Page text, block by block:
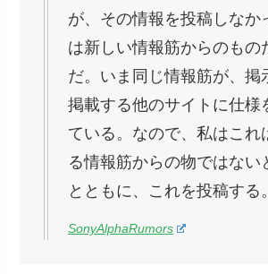
が、その情報を投稿しなか
は新しい情報筋からのもの
だ。いま同じ情報筋が、掲
掲載する他のサイトに仕様
ている。なので、私はこれ
る情報筋からの物ではない
とともに、これを投稿する。
SonyAlphaRumors